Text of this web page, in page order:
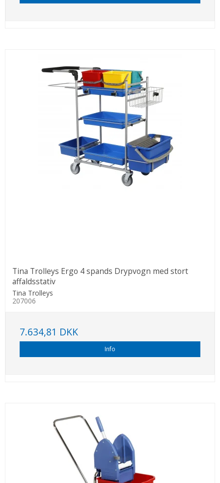
Tina Trolleys Ergo 4 spands Drypvogn med stort
affaldsstativ
Tina Trolleys
207006
7.634,81 DKK
Info